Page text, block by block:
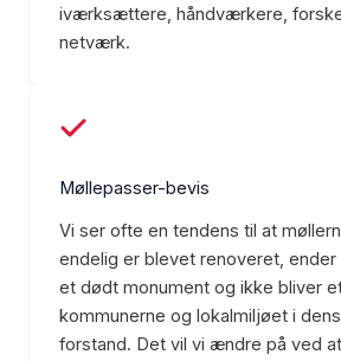
iværksættere, håndværkere,
netværk.
Møllepasser-bevis
Vi ser ofte en tendens til at
endelig er blevet renoveret,
et dødt monument og ikke bliver
kommunerne og lokalmiljøet i
forstand. Det vil vi ændre på ved